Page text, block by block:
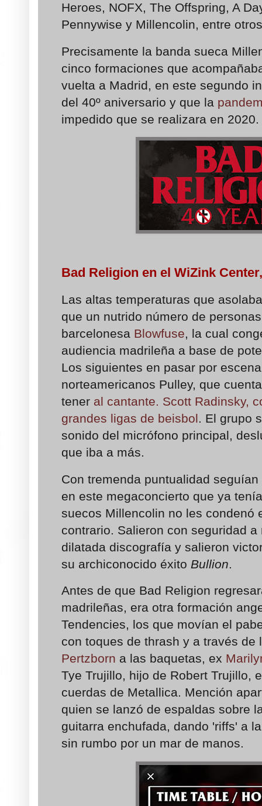
Heroes, NOFX, The Offspring, A
Pennywise y Millencolin, entre
Precisamente la banda sueca
cinco formaciones que
vuelta a Madrid, en este segundo
del 40º aniversario y que la
impedido que se realizara en 2020.
Bad Religion en el WiZink
Las altas temperaturas que
que un nutrido número de
barcelonesa Blowfuse, la cual
audiencia madrileña a base de
Los siguientes en pasar por
norteamericanos Pulley, que
tener al cantante. Scott Radinsky,
grandes ligas de beisbol. El grupo
sonido del micrófono principal,
que iba a más.
Con tremenda puntualidad
en este megaconcierto que ya
suecos Millencolin no les condenó
contrario. Salieron con seguridad
dilatada discografía y salieron
su archiconocido éxito Bullion.
Antes de que Bad Religion
madrileñas, era otra formación
Tendencies, los que movían el
con toques de thrash y a través
Pertzborn a las baquetas, ex
Tye Trujillo, hijo de Robert Trujillo,
cuerdas de Metallica. Mención
quien se lanzó de espaldas sobre
guitarra enchufada, dando 'riffs' a
sin rumbo por un mar de manos.